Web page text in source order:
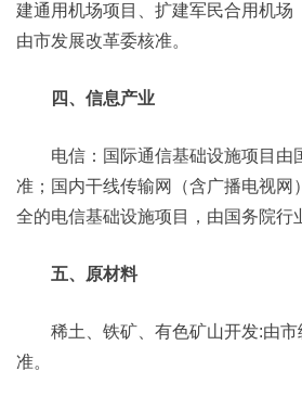
建通用机场项目、扩建军民合用机场
由市发展改革委核准。
四、信息产业
电信：国际通信基础设施项目由
准；国内干线传输网（含广播电视网
全的电信基础设施项目，由国务院行
五、原材料
稀土、铁矿、有色矿山开发:由市
准。